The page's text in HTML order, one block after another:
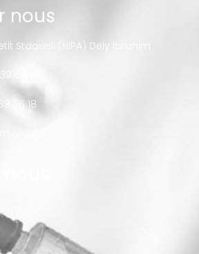
nous
Staoueli (NIPA) Dely Ibrahim
66 16
18